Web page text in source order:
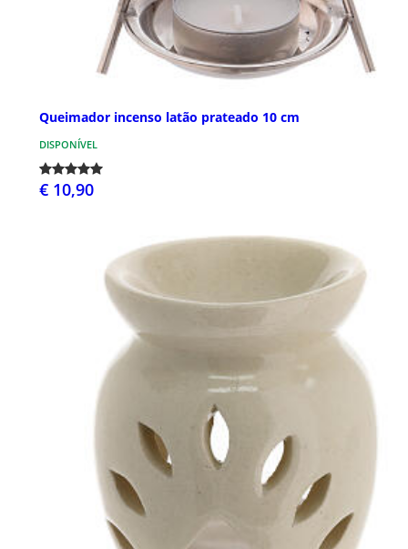
Queimador incenso latão prateado 10 cm
DISPONÍVEL
€ 10,90